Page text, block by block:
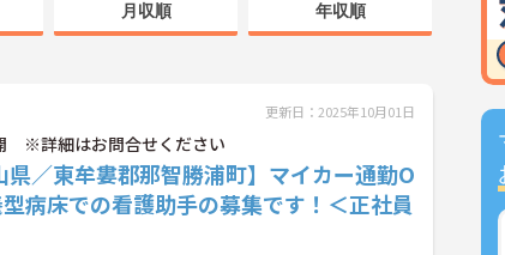
月収順 年収順
更新日：2025年10月01日
※詳細はお問合せください
県／東牟婁郡那智勝浦町】マイカー通勤O
病床での看護助手の募集です！＜正社員